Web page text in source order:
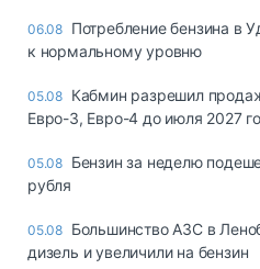
06.08 Потребление бензина в
к нормальному уровню
05.08 Кабмин разрешил
Евро-3, Евро-4 до июля 2027
05.08 Бензин за неделю
рубля
05.08 Большинство АЗС в
дизель и увеличили на бензин